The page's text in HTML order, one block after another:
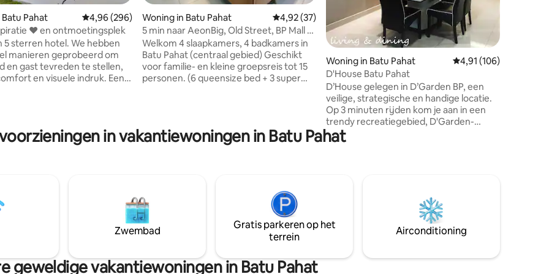
van 4,99 op 5, 99 recensies
Pahat Gemiddelde beoordeling van 4,96 op 5, 296 recensies
4,96 (296)
Natuurinspiratie ❤ en ontmoetingsplek
5 sterren hotel. We hebben
manieren geprobeerd om
en gast tevreden te stellen,
en visuele indruk. Een
- Vakantievakantie
(LongTv) ★★Aircond
badgel aanwezig
Woning in Batu Pahat Gemiddelde beoordeling van 4,92 op 5, 37 recensies
4,92 (37)
5 min naar AeonBig, Old Street, BP Mall &
D Garden
Welkom 4 slaapkamers, 4 badkamers in
Batu Pahat (centraal gebied) Geschikt
voor familie- en kleine groepsreis tot 15
personen. (6 queensize bed + 3 super
en servies Essentiële handdoeken en
shampoo zijn aanwezig. Strijkijzer,
garden, de reis is slechts 5 minuten
afstand
Woning in Batu Pahat Gemiddelde
4,91 (106)
D'House Batu Pahat
D’House gelegen in D’Garden BP, een
veilige, strategische en handige locatie.
Op 3 minuten rijden kom je aan in een
trendy recreatiegebied, D'Garden-
winkels. Veel keuzes van restaurants
zoals SushiManta, EatToast, The Alley,
SquareOne, BP Mall, SY Restaurant,
SeaView Restaurant, Old Street, enz.
Neem voor meer informatie contact op
met de verhuurder. Ik wens je een
in vakantiewoningen in Batu Pahat
Zwembad
Gratis parkeren op het
terrein
Airconditioning
geweldige vakantiewoningen in Batu Pahat